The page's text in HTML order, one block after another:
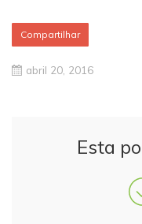
Compartilhar
abril 20, 2016
Esta